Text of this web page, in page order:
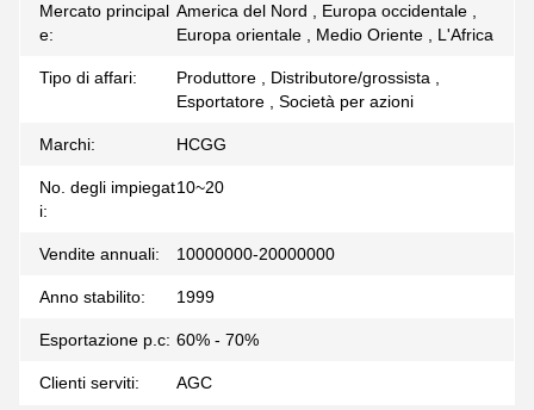
Mercato principal
e:
America del Nord , Europa occidentale ,
Europa orientale , Medio Oriente , L'Africa
Tipo di affari:
Produttore , Distributore/grossista ,
Esportatore , Società per azioni
Marchi: HCGG
No. degli impiegat
i:
10~20
Vendite annuali: 10000000-20000000
Anno stabilito: 1999
Esportazione p.c: 60% - 70%
Clienti serviti: AGC